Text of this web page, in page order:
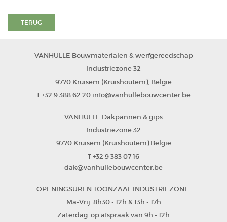
TERUG
VANHULLE Bouwmaterialen & werfgereedschap
Industriezone 32
9770 Kruisem (Kruishoutem), België
T +32 9 388 62 20 info@vanhullebouwcenter.be
VANHULLE Dakpannen & gips
Industriezone 32
9770 Kruisem (Kruishoutem) België
T +32 9 383 07 16
dak@vanhullebouwcenter.be
OPENINGSUREN TOONZAAL INDUSTRIEZONE:
Ma-Vrij: 8h30 - 12h & 13h - 17h
Zaterdag: op afspraak van 9h - 12h